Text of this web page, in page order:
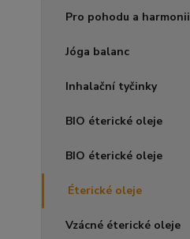
Pro pohodu a harmonii
Jóga balanc
Inhalační tyčinky
BIO éterické oleje
BIO éterické oleje
Éterické oleje
Vzácné éterické oleje